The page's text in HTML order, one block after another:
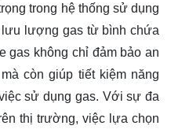
trong hệ thống sử dụng
lượng gas từ bình chứa
gas không chỉ đảm bảo an
còn giúp tiết kiệm năng
sử dụng gas. Với sự đa
thị trường, việc lựa chọn